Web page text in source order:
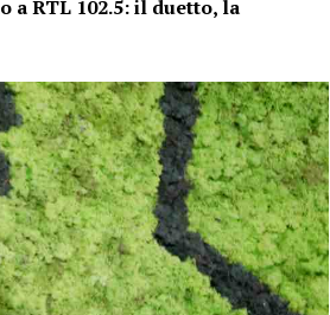
a RTL 102.5: il duetto, la